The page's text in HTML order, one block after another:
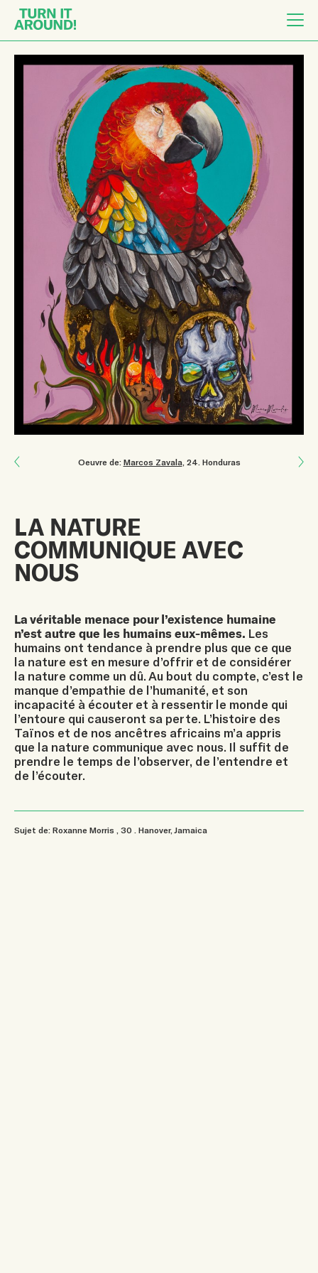
Oeuvre de: Marcos Zavala, 24 Honduras
LA NATURE
COMMUNIQUE AVEC
NOUS
La véritable menace pour l’existence humaine
n’est autre que les humains eux-mêmes. Les
humains ont tendance à prendre plus que ce que
la nature est en mesure d’offrir et de considérer
la nature comme un dû. Au bout du compte, c’est le
manque d’empathie de l’humanité, et son
incapacité à écouter et à ressentir le monde qui
l’entoure qui causeront sa perte. L’histoire des
Taïnos et de nos ancêtres africains m’a appris
que la nature communique avec nous. Il suffit de
prendre le temps de l’observer, de l’entendre et
de l’écouter.
Sujet de: Roxanne Morris , 30 Hanover, Jamaica